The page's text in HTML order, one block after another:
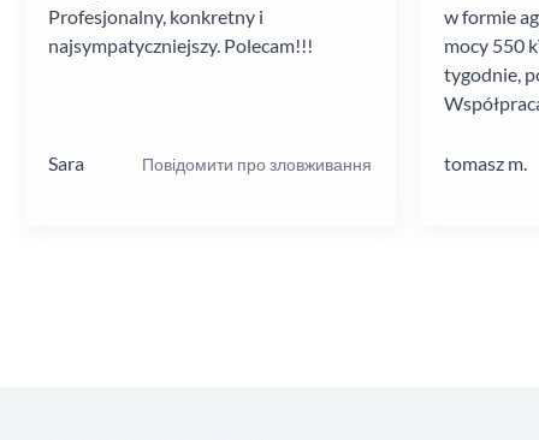
Profesjonalny, konkretny i
najsympatyczniejszy. Polecam!!!
Sara Повідомити про зловживання
w formie
mocy 550
tygodnie,
tomasz m.